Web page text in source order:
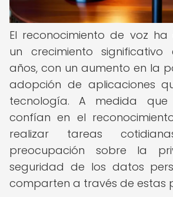
El reconocimiento de voz ha
un crecimiento
años, con un aumento en la
adopción de aplicaciones
tecnología. A medida que
confían en el
realizar tareas
preocupación sobre la
seguridad de los datos
comparten a través de estas